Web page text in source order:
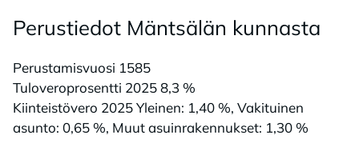
Pe­rus­tie­dot Mänt­sä­län kun­nas­ta
Perustamisvuosi 1585
Tuloveroprosentti 2025 8,3 %
Kiinteistövero 2025 Yleinen: 1,40 %, Vakituinen
asunto: 0,65 %, Muut asuinrakennukset: 1,30 %